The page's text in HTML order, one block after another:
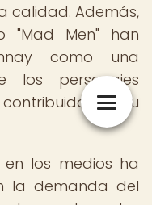
calidad. Además,
"Mad Men" han
como una
los personajes
a su
en los medios ha
la demanda del